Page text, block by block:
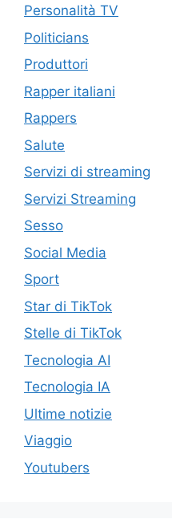
Personalità TV
Politicians
Produttori
Rapper italiani
Rappers
Salute
Servizi di streaming
Servizi Streaming
Sesso
Social Media
Sport
Star di TikTok
Stelle di TikTok
Tecnologia AI
Tecnologia IA
Ultime notizie
Viaggio
Youtubers